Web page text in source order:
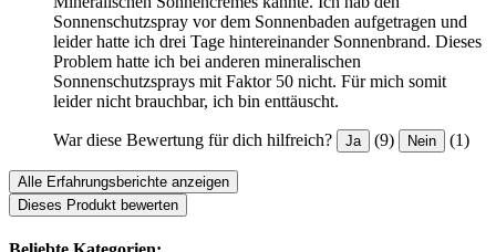
Sonnenschutzspray vor dem Sonnenbaden aufgetragen und
leider hatte ich drei Tage hintereinander Sonnenbrand. Dieses
Problem hatte ich bei anderen mineralischen
Sonnenschutzsprays mit Faktor 50 nicht. Für mich somit
leider nicht brauchbar, ich bin enttäuscht.
War diese Bewertung für dich hilfreich? Ja (9) Nein (1)
Alle Erfahrungsberichte anzeigen
Dieses Produkt bewerten